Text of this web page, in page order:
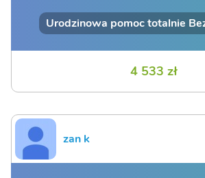
Urodzinowa pomoc totalnie
4 533 zł
zan k